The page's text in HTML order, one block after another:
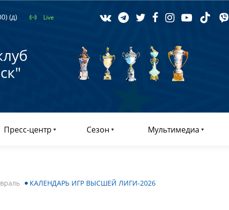
(д) Live
Пресс-центр Сезон Мультимедиа
КАЛЕНДАРЬ ИГР ВЫСШЕЙ ЛИГИ-2026